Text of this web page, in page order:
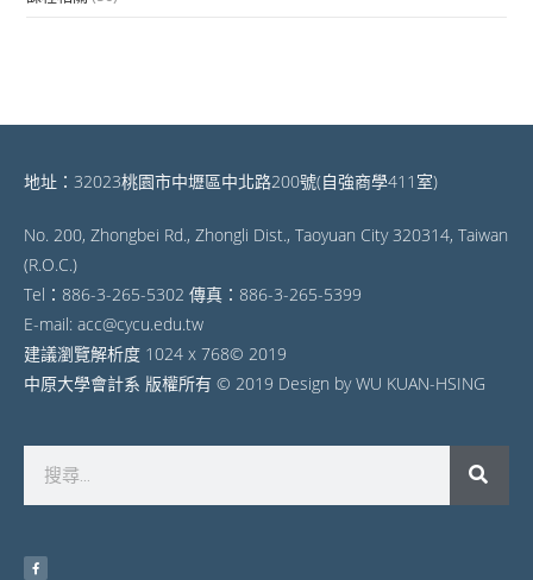
地址：32023桃園市中壢區中北路200號(自強商學411室)
No. 200, Zhongbei Rd., Zhongli Dist., Taoyuan City 320314, Taiwan
(R.O.C.)
Tel：886-3-265-5302 傳真：886-3-265-5399
E-mail: acc@cycu.edu.tw
建議瀏覽解析度 1024 x 768© 2019
中原大學會計系 版權所有 © 2019 Design by WU KUAN-HSING